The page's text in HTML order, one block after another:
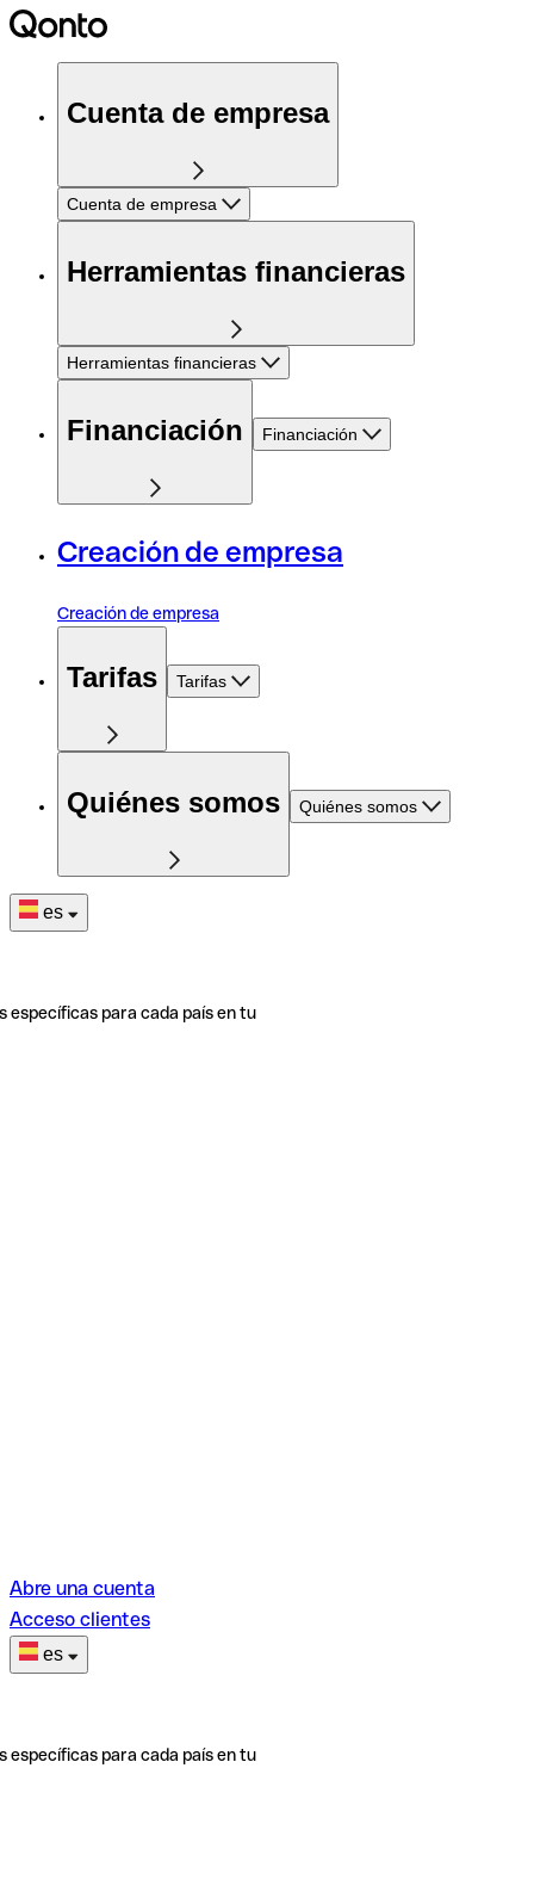
Cuenta de empresa
Cuenta de empresa
Herramientas financieras
Herramientas financieras
Financiación Financiación
Creación de empresa
Creación de empresa
Tarifas Tarifas
Quiénes somos Quiénes somos
es
específicas para cada país en tu
Abre una cuenta
Acceso clientes
es
específicas para cada país en tu